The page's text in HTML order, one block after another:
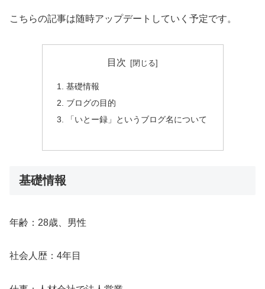
こちらの記事は随時アップデートしていく予定です。
目次
基礎情報
ブログの目的
「いとー録」というブログ名について
基礎情報
年齢：28歳、男性
社会人歴：4年目